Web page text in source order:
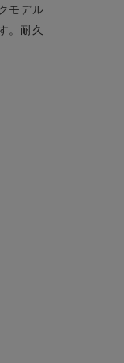
モデル
。耐久